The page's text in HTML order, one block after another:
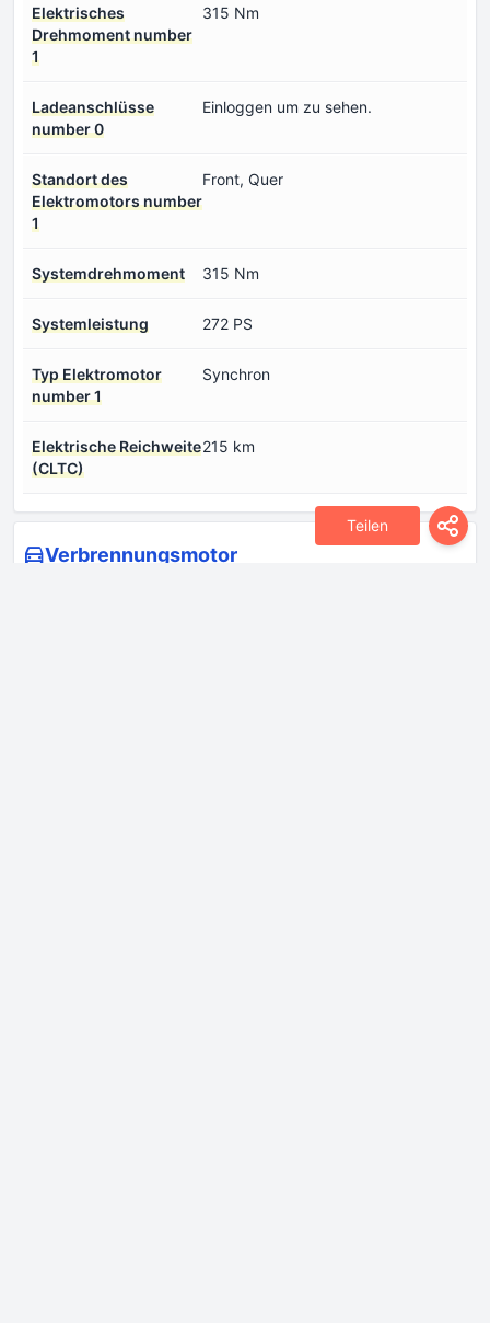
Teilen
Elektrisches
Drehmoment number
1
315 Nm
Ladeanschlüsse
number 0
Einloggen um zu sehen.
Standort des
Elektromotors number
1
Front, Quer
Systemdrehmoment 315 Nm
Systemleistung 272 PS
Typ Elektromotor
number 1
Synchron
Еlektrische Reichweite
(CLTC)
215 km
Verbrennungsmotor